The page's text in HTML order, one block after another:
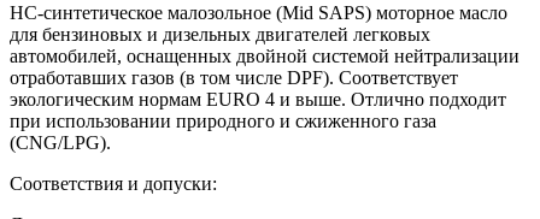
HC-синтетическое малозольное (Mid SAPS) моторное масло
для бензиновых и дизельных двигателей легковых
автомобилей, оснащенных двойной системой нейтрализации
отработавших газов (в том числе DPF). Cоответствует
экологическим нормам EURO 4 и выше. Отлично подходит
при использовании природного и сжиженного газа
(CNG/LPG).
Соответствия и допуски: